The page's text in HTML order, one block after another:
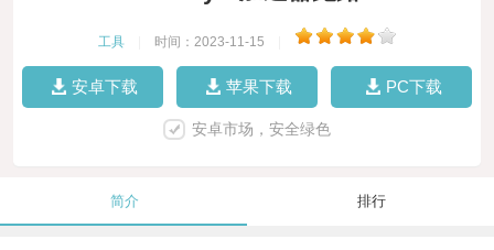
工具 时间：2023-11-15
安卓下载 苹果下载 PC下载
安卓市场，安全绿色
简介 排行